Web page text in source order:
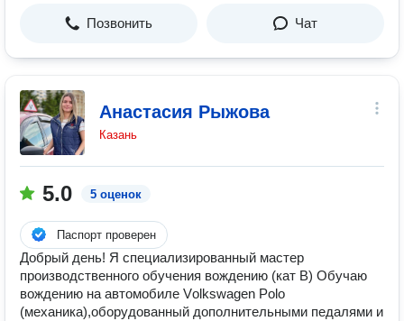
Позвонить Чат
Анастасия Рыжова
Казань
5.0 5 оценок
Паспорт проверен
Добрый день! Я специализированный мастер
производственного обучения вождению (кат В) Обучаю
вождению на автoмoбиле Vоlkswаgеn Pоlo
(мехaникa),оборудованный дополнительными педалями и